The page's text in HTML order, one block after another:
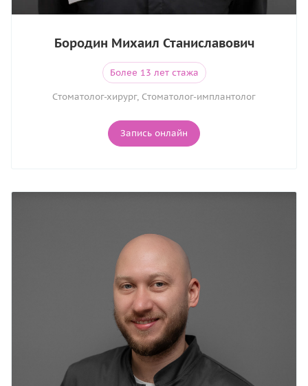
Бородин Михаил Станиславович
Более 13 лет стажа
Cтоматолог-хирург, Cтоматолог-имплантолог
Запись онлайн